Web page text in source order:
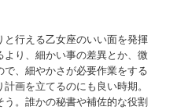
行える乙女座のいい面を発揮
り、細かい事の差異とか、微
、細やかさが必要作業をする
画を立てるのにも良い時期。
。誰かの秘書や補佐的な役割